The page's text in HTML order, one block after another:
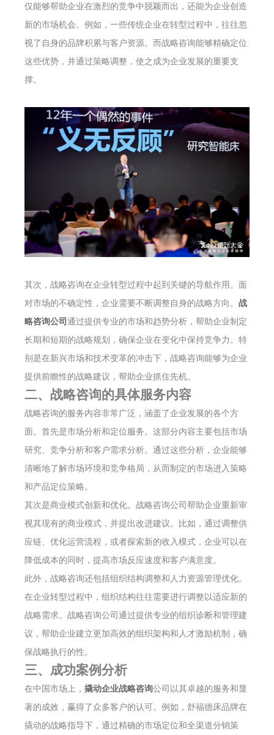
仅能够帮助企业在激烈的竞争中脱颖而出，还能为企业创造
新的市场机会。例如，一些传统企业在转型过程中，往往忽
视了自身的品牌积累与客户资源。而战略咨询能够精确定位
这些优势，并通过策略调整，使之成为企业发展的重要支
撑。
其次，战略咨询在企业转型过程中起到关键的导航作用。面
对市场的不确定性，企业需要不断调整自身的战略方向。 战
略咨询公司通过提供专业的市场和趋势分析，帮助企业制定
长期和短期的战略规划，确保企业在变化中保持竞争力。特
别是在新兴市场和技术变革的冲击下，战略咨询能够为企业
提供前瞻性的战略建议，帮助企业抓住先机。
二、战略咨询的具体服务内容
战略咨询的服务内容非常广泛，涵盖了企业发展的各个方
面。首先是市场分析和定位服务。这部分内容主要包括市场
研究、竞争分析和客户需求分析。通过这些分析，企业能够
清晰地了解市场环境和竞争格局，从而制定的市场进入策略
和产品定位策略。
其次是商业模式创新和优化。战略咨询公司帮助企业重新审
视其现有的商业模式，并提出改进建议。比如，通过调整供
应链、优化运营流程，或者探索新的收入模式，企业可以在
降低成本的同时，提高市场反应速度和客户满意度。
此外，战略咨询还包括组织结构调整和人力资源管理优化。
在企业转型过程中，组织结构往往需要进行调整以适应新的
战略需求。战略咨询公司通过提供专业的组织诊断和管理建
议，帮助企业建立更加高效的组织架构和人才激励机制，确
保战略执行的性。
三、成功案例分析
在中国市场上， 撬动企业战略咨询公司以其卓越的服务和显
著的成效，赢得了众多客户的认可。例如，舒福德床品牌在
撬动的战略指导下，通过精确的市场定位和全渠道分销策